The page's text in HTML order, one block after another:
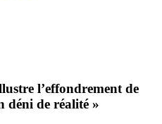
l’effondrement de
déni de réalité »